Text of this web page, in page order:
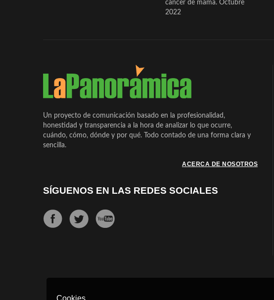
cáncer de mama. Octubre
2022
Un proyecto de comunicación basado en la profesionalidad,
honestidad y transparencia a la hora de analizar lo que ocurre,
cuándo, cómo, dónde y por qué. Todo contado de una forma clara y
sencilla.
ACERCA DE NOSOTROS
SÍGUENOS EN LAS REDES SOCIALES
Cookies